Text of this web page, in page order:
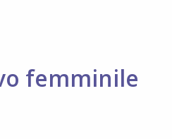
femminile